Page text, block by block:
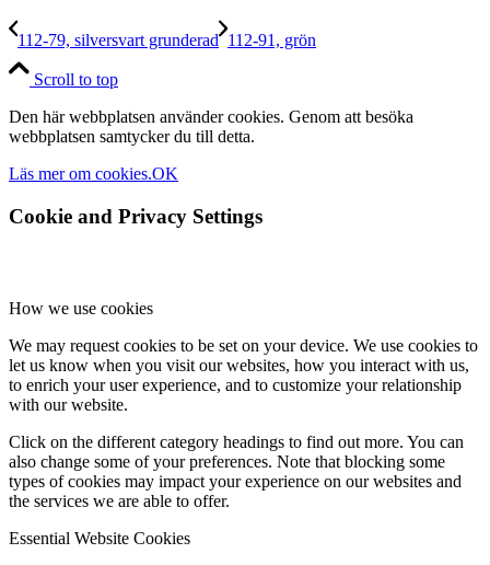
112-79, silversvart grunderad 112-91, grön
Scroll to top
Den här webbplatsen använder cookies. Genom att besöka
webbplatsen samtycker du till detta.
Läs mer om cookies.OK
Cookie and Privacy Settings
How we use cookies
We may request cookies to be set on your device. We use cookies to
let us know when you visit our websites, how you interact with us,
to enrich your user experience, and to customize your relationship
with our website.
Click on the different category headings to find out more. You can
also change some of your preferences. Note that blocking some
types of cookies may impact your experience on our websites and
the services we are able to offer.
Essential Website Cookies